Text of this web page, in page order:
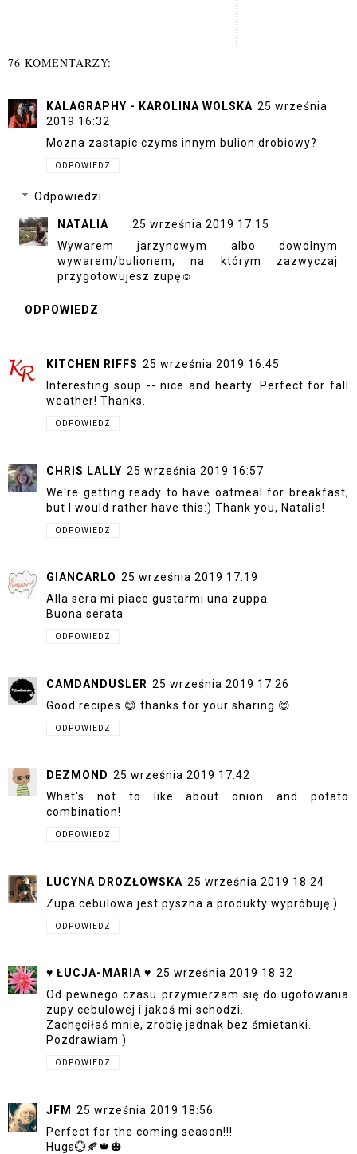
76 KOMENTARZY:
KALAGRAPHY - KAROLINA WOLSKA 25 września
2019 16:32
Mozna zastapic czyms innym bulion drobiowy?
ODPOWIEDZ
Odpowiedzi
NATALIA
25 września 2019 17:15
Wywarem jarzynowym albo dowolnym
wywarem/bulionem, na którym zazwyczaj
przygotowujesz zupę☺
ODPOWIEDZ
KITCHEN RIFFS 25 września 2019 16:45
Interesting soup -- nice and hearty. Perfect for fall
weather! Thanks.
ODPOWIEDZ
CHRIS LALLY 25 września 2019 16:57
We're getting ready to have oatmeal for breakfast,
but I would rather have this:) Thank you, Natalia!
ODPOWIEDZ
GIANCARLO 25 września 2019 17:19
Alla sera mi piace gustarmi una zuppa.
Buona serata
ODPOWIEDZ
CAMDANDUSLER 25 września 2019 17:26
Good recipes 😊 thanks for your sharing 😊
ODPOWIEDZ
DEZMOND 25 września 2019 17:42
What's not to like about onion and potato
combination!
ODPOWIEDZ
LUCYNA DROZŁOWSKA 25 września 2019 18:24
Zupa cebulowa jest pyszna a produkty wypróbuję:)
ODPOWIEDZ
♥ ŁUCJA-MARIA ♥ 25 września 2019 18:32
Od pewnego czasu przymierzam się do ugotowania
zupy cebulowej i jakoś mi schodzi.
Zachęciłaś mnie, zrobię jednak bez śmietanki.
Pozdrawiam:)
ODPOWIEDZ
JFM
25 września 2019 18:56
Perfect for the coming season!!!
Hugs💮🍂🍁🎃